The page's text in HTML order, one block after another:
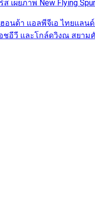
ส เผยภาพ New Flying
อนด้า แอลพีจีเอ ไทยแลนด์
ชอีวี และโกล์ดวิงณ สยา